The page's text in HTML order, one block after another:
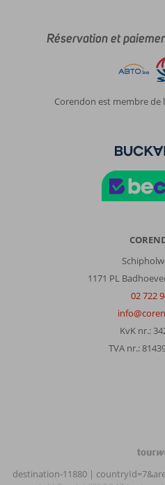
Réservation et
Corendon est membre de
1171 PL
02 722
KvK nr.:
TVA nr.:
destination-11880 |